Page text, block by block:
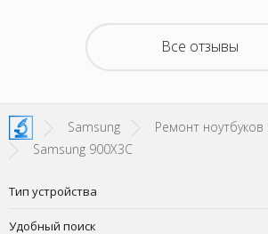
Все отзывы
Samsung
Ремонт ноутбуков
Samsung 900X3C
Тип устройства
Удобный поиск